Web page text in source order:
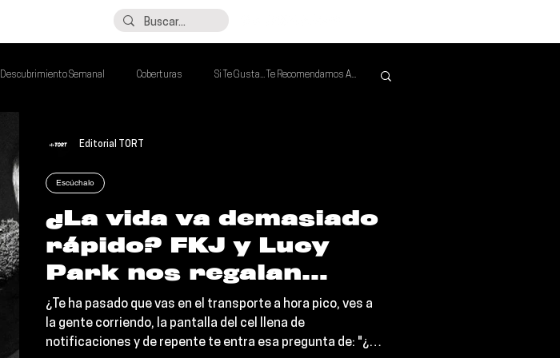
Descubrimiento Semanal Coberturas Si Te Gusta... Te Recomendamos A...
Poder Latino Que Descubrir
¿La vida va demasiado
rápido? FKJ y Lucy
Park nos regalan
"How Much Does It
Take To Shift It All", el
¿Te ha pasado que vas en el transporte a hora pico, ves a
la gente corriendo, la pantalla del cel llena de
notificaciones y de repente te entra esa pregunta de: "¿a
Escúchalo
Editorial TORT